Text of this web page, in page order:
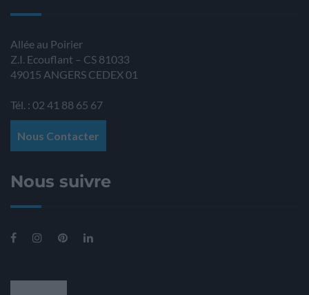
Allée au Poirier
Z.I. Ecouflant – CS 81033
49015 ANGERS CEDEX 01
Tél. : 02 41 88 65 67
Nous Contacter
Nous suivre